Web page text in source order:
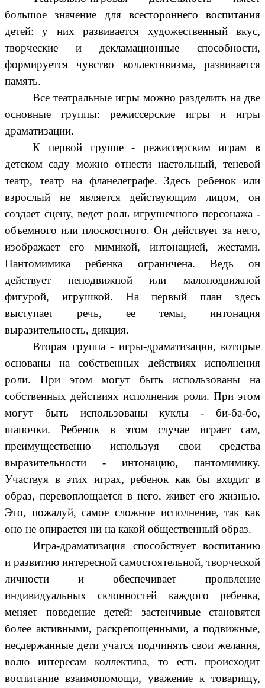
большое значение для всестороннего воспитания
детей: у них развивается художественный вкус,
творческие и декламационные способности,
формируется чувство коллективизма, развивается
память.
Все театральные игры можно разделить на две
основные группы: режиссерские игры и игры
драматизации.
К первой группе - режиссерским играм в
детском саду можно отнести настольный, теневой
театр, театр на фланелеграфе. Здесь ребенок или
взрослый не является действующим лицом, он
создает сцену, ведет роль игрушечного персонажа -
объемного или плоскостного. Он действует за него,
изображает его мимикой, интонацией, жестами.
Пантомимика ребенка ограничена. Ведь он
действует неподвижной или малоподвижной
фигурой, игрушкой. На первый план здесь
выступает речь, ее темы, интонация
выразительность, дикция.
Вторая группа - игры-драматизации, которые
основаны на собственных действиях исполнения
роли. При этом могут быть использованы на
собственных действиях исполнения роли. При этом
могут быть использованы куклы - би-ба-бо,
шапочки. Ребенок в этом случае играет сам,
преимущественно используя свои средства
выразительности - интонацию, пантомимику.
Участвуя в этих играх, ребенок как бы входит в
образ, перевоплощается в него, живет его жизнью.
Это, пожалуй, самое сложное исполнение, так как
оно не опирается ни на какой общественный образ.
Игра-драматизация способствует воспитанию
и развитию интересной самостоятельной, творческой
личности и обеспечивает проявление
индивидуальных склонностей каждого ребенка,
меняет поведение детей: застенчивые становятся
более активными, раскрепощенными, а подвижные,
несдержанные дети учатся подчинять свои желания,
волю интересам коллектива, то есть происходит
воспитание взаимопомощи, уважение к товарищу,